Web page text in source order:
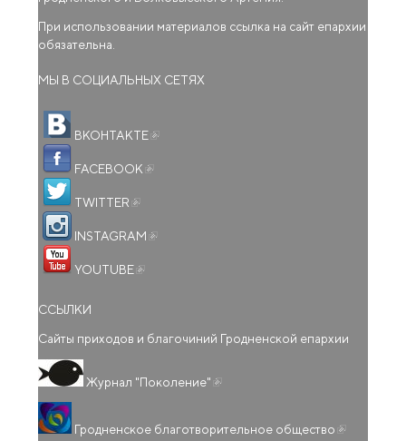
При использовании материалов ссылка на сайт епархии
обязательна.
МЫ В СОЦИАЛЬНЫХ СЕТЯХ
ВКОНТАКТЕ
FACEBOOK
TWITTER
INSTAGRAM
YOUTUBE
ССЫЛКИ
Сайты приходов и благочиний Гродненской епархии
Журнал "Поколение"
Гродненское благотворительное общество ссылка)